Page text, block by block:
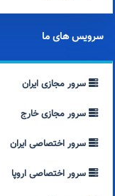
سرویس های ما
سرور مجازی ایران
سرور مجازی خارج
سرور اختصاصی ایران
سرور اختصاصی اروپا